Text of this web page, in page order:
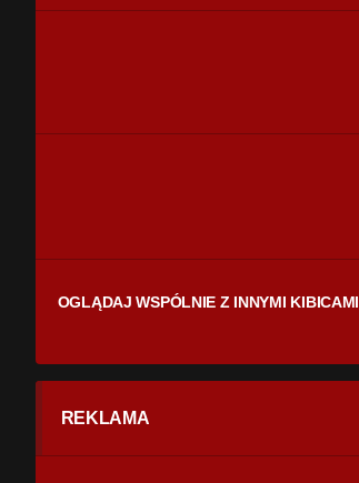
OGLĄDAJ WSPÓLNIE Z INNYMI KIBICAMI
REKLAMA